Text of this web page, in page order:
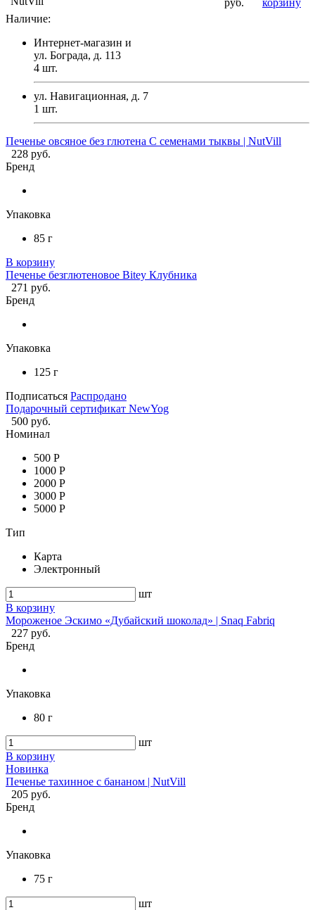
Наличие:
Интернет-магазин и
ул. Бограда, д. 113
4 шт.
ул. Навигационная, д. 7
1 шт.
Печенье овсяное без глютена С семенами тыквы | NutVill
228 руб.
Бренд
Упаковка
85 г
В корзину
Печенье безглютеновое Bitey Клубника
271 руб.
Бренд
Упаковка
125 г
Подписаться Распродано
Подарочный сертификат NewYog
500 руб.
Номинал
500 Р
1000 Р
2000 Р
3000 Р
5000 Р
Тип
Карта
Электронный
шт
В корзину
Мороженое Эскимо «Дубайский шоколад» | Snaq Fabriq
227 руб.
Бренд
Упаковка
80 г
шт
В корзину
Новинка
Печенье тахинное с бананом | NutVill
205 руб.
Бренд
Упаковка
75 г
шт